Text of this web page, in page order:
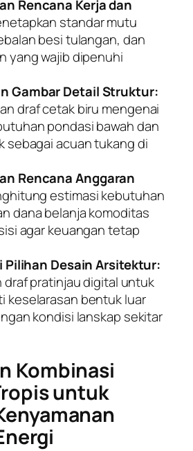
Rencana Kerja dan
standar mutu
besi tulangan, dan
yang wajib dipenuhi
Gambar Detail Struktur:
draf cetak biru mengenai
pondasi bawah dan
sebagai acuan tukang di
Rencana Anggaran
estimasi kebutuhan
dana belanja komoditas
agar keuangan tetap
Pilihan Desain Arsitektur:
draf pratinjau digital untuk
keselarasan bentuk luar
kondisi lanskap sekitar
Kombinasi
untuk